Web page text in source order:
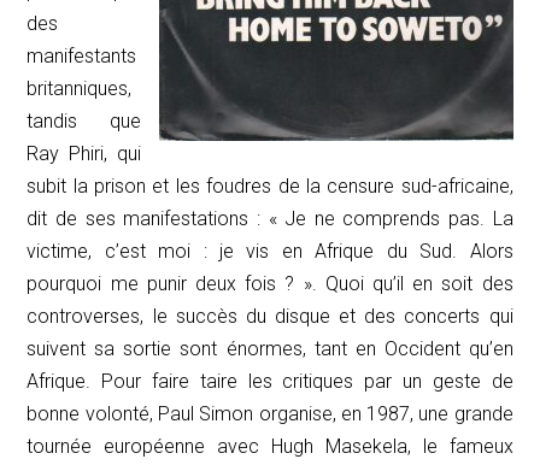
des
manifestants
britanniques,
tandis que
Ray Phiri, qui
subit la prison et les foudres de la censure sud-africaine,
dit de ses manifestations : « Je ne comprends pas. La
victime, c’est moi : je vis en Afrique du Sud. Alors
pourquoi me punir deux fois ? ». Quoi qu’il en soit des
controverses, le succès du disque et des concerts qui
suivent sa sortie sont énormes, tant en Occident qu’en
Afrique. Pour faire taire les critiques par un geste de
bonne volonté, Paul Simon organise, en 1987, une grande
tournée européenne avec Hugh Masekela, le fameux